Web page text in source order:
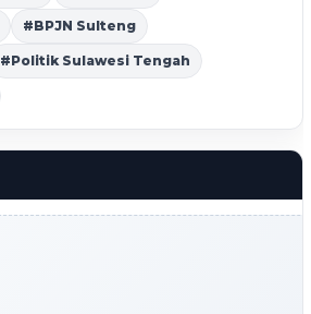
#BPJN Sulteng
#Politik Sulawesi Tengah